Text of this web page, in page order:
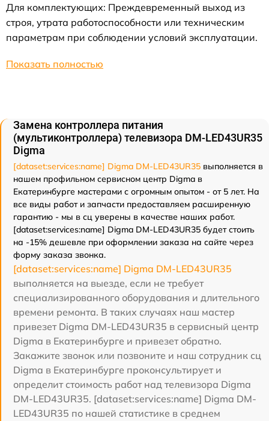
Для комплектующих: Преждевременный выход из
строя, утрата работоспособности или техническим
параметрам при соблюдении условий эксплуатации.
Показать полностью
Замена контроллера питания
(мультиконтроллера) телевизора DM-LED43UR35
Digma
[dataset:services:name] Digma DM-LED43UR35 выполняется в
нашем профильном сервисном центр Digma в
Екатеринбурге мастерами с огромным опытом - от 5 лет. На
все виды работ и запчасти предоставляем расширенную
гарантию - мы в сц уверены в качестве наших работ.
[dataset:services:name] Digma DM-LED43UR35 будет стоить
на -15% дешевле при оформлении заказа на сайте через
форму заказа звонка.
[dataset:services:name] Digma DM-LED43UR35
выполняется на выезде, если не требует
специализированного оборудования и длительного
времени ремонта. В таких случаях наш мастер
привезет Digma DM-LED43UR35 в сервисный центр
Digma в Екатеринбурге и привезет обратно.
Закажите звонок или позвоните и наш сотрудник сц
Digma в Екатеринбурге проконсультирует и
определит стоимость работ над телевизора Digma
DM-LED43UR35. [dataset:services:name] Digma DM-
LED43UR35 по нашей статистике в среднем